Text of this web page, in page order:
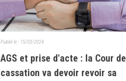
AGS et prise d'acte : la Cour de
cassation va devoir revoir sa
Publié le : 15/03/2024